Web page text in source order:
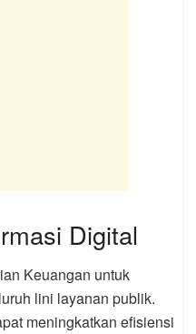
Digital
Keuangan untuk
lini layanan publik.
meningkatkan efisiensi